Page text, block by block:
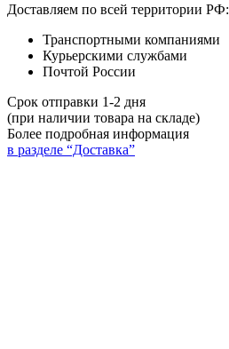
Доставляем по всей территории РФ:
Транспортными компаниями
Курьерскими службами
Почтой России
Срок отправки 1-2 дня
(при наличии товара на складе)
Более подробная информация
в разделе “Доставка”